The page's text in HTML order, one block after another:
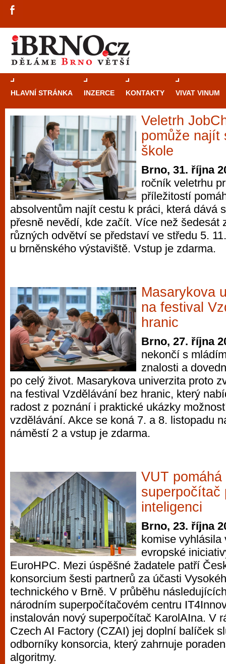
HLAVNÍ STRÁNKA INZERCE KONTAKTY VIVAT VINUM
Veletrh
pomůže najít
škole
Brno, 31. října
ročník veletrhu
příležitostí
absolventům najít cestu k práci, která dává
přesně nevědí, kde začít. Více než šedesát
různých odvětví se představí ve středu 5.
u brněnského výstaviště. Vstup je zdarma.
Masarykova
na festival
hranic
Brno, 27. října
nekončí s
znalosti a
po celý život. Masarykova univerzita proto
na festival Vzdělávání bez hranic, který
radost z poznání i praktické ukázky
vzdělávání. Akce se koná 7. a 8. listopadu
náměstí 2 a vstup je zdarma.
VUT
superpočítač
inteligenci
Brno, 23. října
komise vyhlásila
evropské
EuroHPC. Mezi úspěšné žadatele patří
konsorcium šesti partnerů za účasti
technického v Brně. V průběhu
národním superpočítačovém centru
instalován nový superpočítač KarolAIna. V
Czech AI Factory (CZAI) jej doplní balíček
odborníky konsorcia, který zahrnuje
algoritmy.
Průvodce
Brně: Od
automaty
Brno je
zajímavé
restaurace,
Mimo jiné je ale také místem, kde si
vyzkoušet různé kasinové hry. V
metropoli naleznete širokou nabídku her